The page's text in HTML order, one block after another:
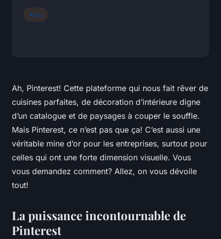
Ah, Pinterest! Cette plateforme qui nous fait rêver de
cuisines parfaites, de décoration d’intérieure digne
d’un catalogue et de paysages à couper le souffle.
Mais Pinterest, ce n’est pas que ça! C’est aussi une
véritable mine d’or pour les entreprises, surtout pour
celles qui ont une forte dimension visuelle. Vous
vous demandez comment? Allez, on vous dévoile
tout!
La puissance incontournable de
Pinterest
Actu